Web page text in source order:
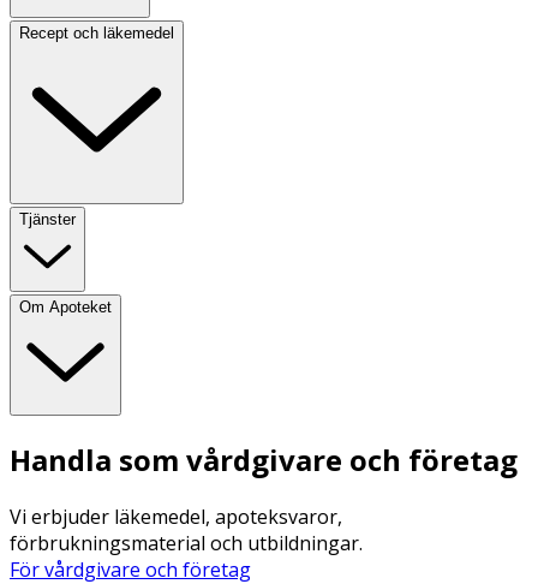
Recept och läkemedel
Tjänster
Om Apoteket
Handla som vårdgivare och företag
Vi erbjuder läkemedel, apoteksvaror,
förbrukningsmaterial och utbildningar.
För vårdgivare och företag